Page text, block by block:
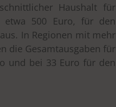
Haushalt für
etwa 500 Euro, für den
In Regionen mit mehr
die Gesamtausgaben für
und bei 33 Euro für den